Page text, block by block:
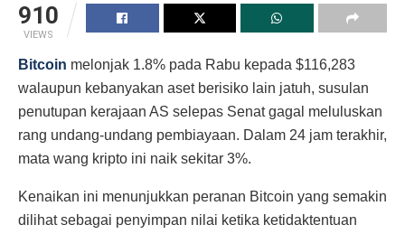
910
VIEWS
Bitcoin melonjak 1.8% pada Rabu kepada $116,283
walaupun kebanyakan aset berisiko lain jatuh, susulan
penutupan kerajaan AS selepas Senat gagal meluluskan
rang undang-undang pembiayaan. Dalam 24 jam terakhir,
mata wang kripto ini naik sekitar 3%.
Kenaikan ini menunjukkan peranan Bitcoin yang semakin
dilihat sebagai penyimpan nilai ketika ketidaktentuan